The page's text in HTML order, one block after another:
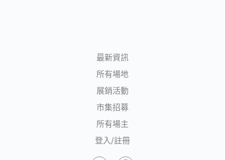
最新資訊
所有場地
展銷活動
市集招募
所有場主
登入/註冊